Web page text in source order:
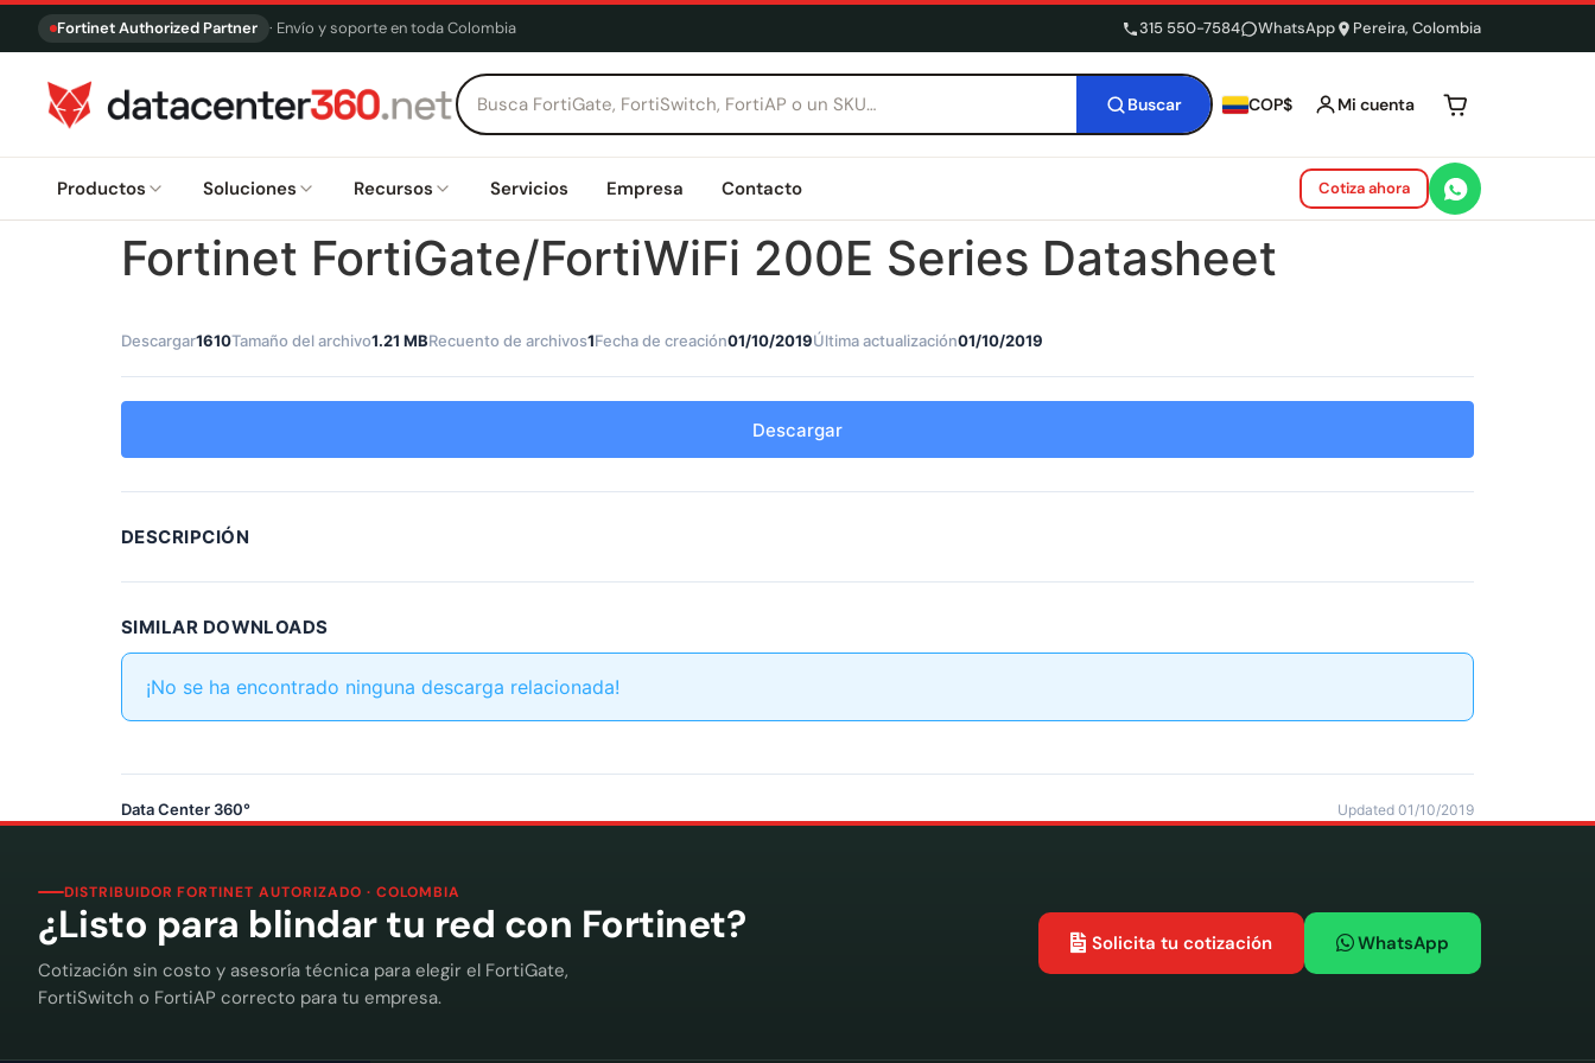
Fortinet Authorized Partner · Envío y soporte en toda Colombia 315 550-7584 WhatsApp Pereira, Colombia
Buscar COP$ Mi cuenta Tu carrito está
Productos Soluciones Recursos Servicios Empresa Contacto Cotiza ahora
Fortinet FortiGate/FortiWiFi 200E Series Datasheet
Descargar1610Tamaño del archivo1.21 MBRecuento de archivos1Fecha de creación01/10/2019Última actualización01/10/2019
Descargar
DESCRIPCIÓN
SIMILAR DOWNLOADS
¡No se ha encontrado ninguna descarga relacionada!
Data Center 360° Updated 01/10/2019
DISTRIBUIDOR FORTINET AUTORIZADO · COLOMBIA
¿Listo para blindar tu red con Fortinet?
Cotización sin costo y asesoría técnica para elegir el FortiGate,
FortiSwitch o FortiAP correcto para tu empresa.
Solicita tu cotización WhatsApp